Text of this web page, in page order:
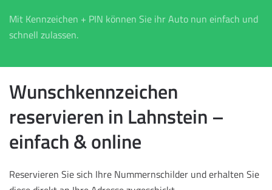
Mit Kennzeichen + PIN können Sie ihr Auto nun einfach und
schnell zulassen.
Wunschkennzeichen
reservieren in Lahnstein –
einfach & online
Reservieren Sie sich Ihre Nummernschilder und erhalten Sie